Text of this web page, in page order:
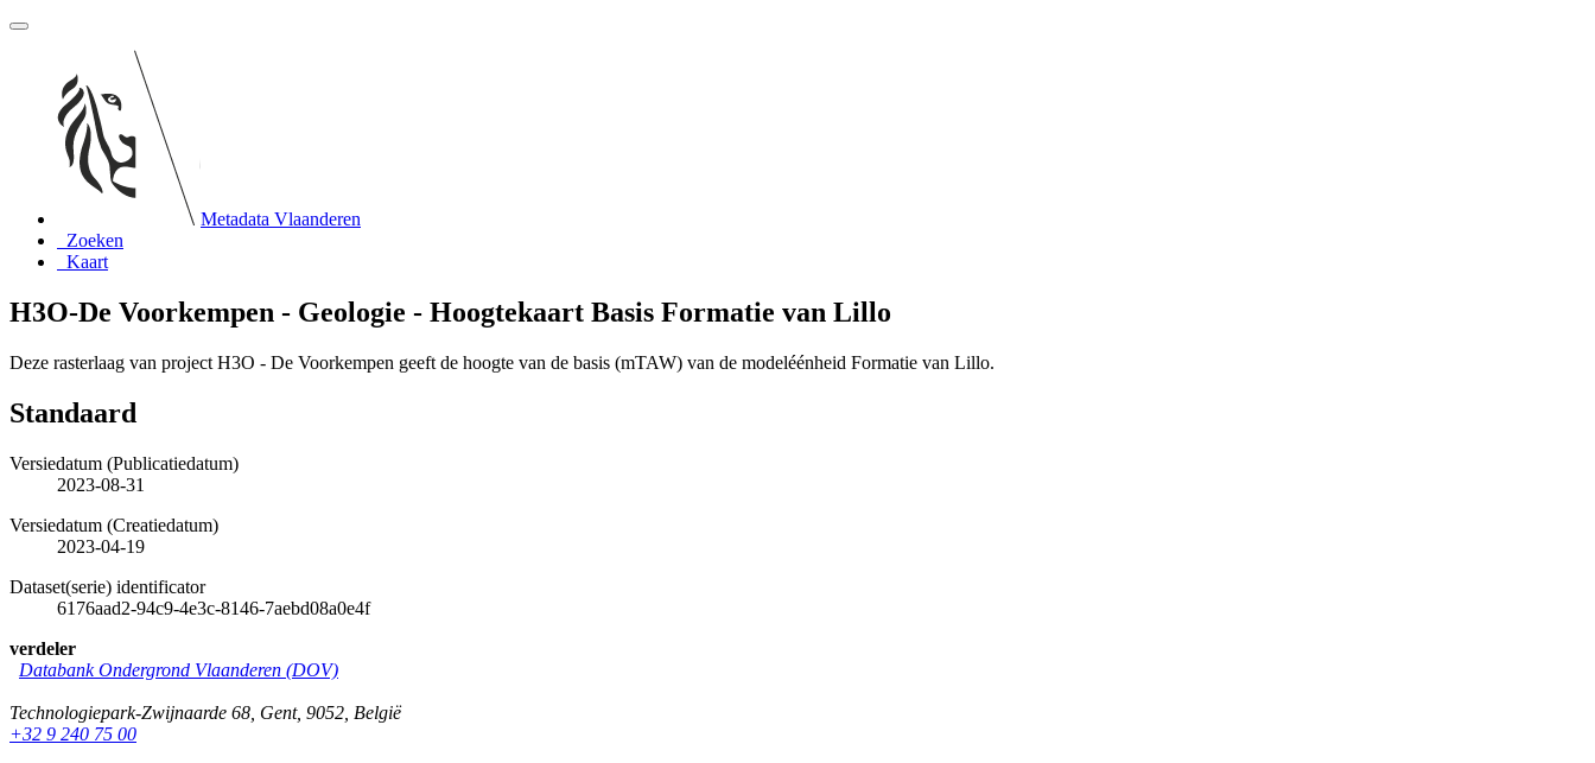
Metadata Vlaanderen
Zoeken
Kaart
H3O-De Voorkempen - Geologie - Hoogtekaart Basis Formatie van Lillo
Deze rasterlaag van project H3O - De Voorkempen geeft de hoogte van de basis (mTAW) van de modeléénheid Formatie van Lillo.
Standaard
Versiedatum (Publicatiedatum)
2023-08-31
Versiedatum (Creatiedatum)
2023-04-19
Dataset(serie) identificator
6176aad2-94c9-4e3c-8146-7aebd08a0e4f
verdeler
Databank Ondergrond Vlaanderen (DOV)
Technologiepark-Zwijnaarde 68 Gent, 9052 België
+32 9 240 75 00